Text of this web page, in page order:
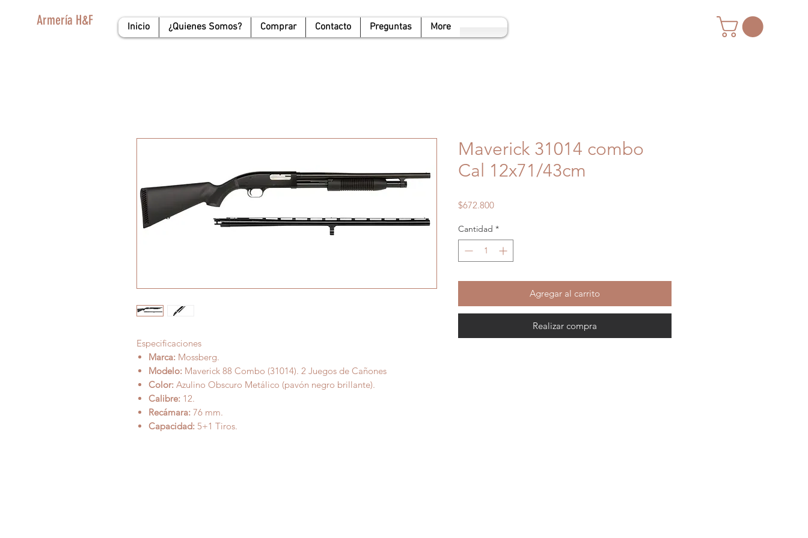
Armería H&F Inicio ¿Quienes Somos? Comprar Contacto Preguntas More
Especificaciones
Marca: Mossberg.
Modelo: Maverick 88 Combo (31014). 2 Juegos de Cañones
Color: Azulino Obscuro Metálico (pavón negro brillante).
Calibre: 12.
Recámara: 76 mm.
Capacidad: 5+1 Tiros.
Maverick 31014 combo
Cal 12x71/43cm
$672.800Precio
Cantidad *
Agregar al carrito
Realizar compra